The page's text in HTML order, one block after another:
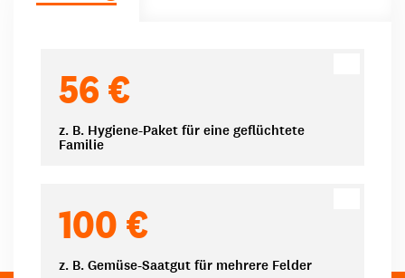
56 €
z. B. Hygiene-Paket für eine geflüchtete
Familie
100 €
z. B. Gemüse-Saatgut für mehrere Felder